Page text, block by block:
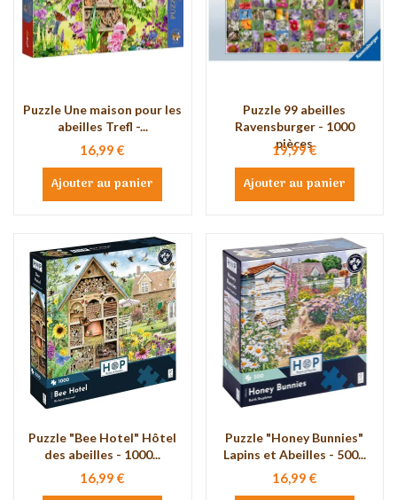
Puzzle Une maison pour les
abeilles Trefl -...
16,99 €
Ajouter au panier
Puzzle 99 abeilles
Ravensburger - 1000
pièces
19,99 €
Ajouter au panier
Puzzle "Bee Hotel" Hôtel
des abeilles - 1000...
16,99 €
Puzzle "Honey Bunnies"
Lapins et Abeilles - 500...
16,99 €